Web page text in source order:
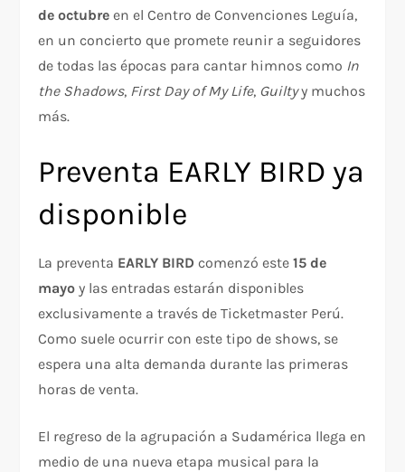
de octubre en el Centro de Convenciones Leguía,
en un concierto que promete reunir a seguidores
de todas las épocas para cantar himnos como In
the Shadows, First Day of My Life, Guiltyy muchos
más.
Preventa EARLY BIRD ya
disponible
La preventa EARLY BIRD comenzó este15 de
mayo y las entradas estarán disponibles
exclusivamente a través de Ticketmaster Perú.
Como suele ocurrir con este tipo de shows, se
espera una alta demanda durante las primeras
horas de venta.
El regreso de la agrupación a Sudamérica llega en
medio de una nueva etapa musical para la